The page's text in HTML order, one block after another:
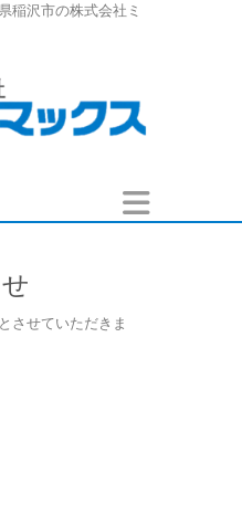
稲沢市の株式会社ミ
させていただきま